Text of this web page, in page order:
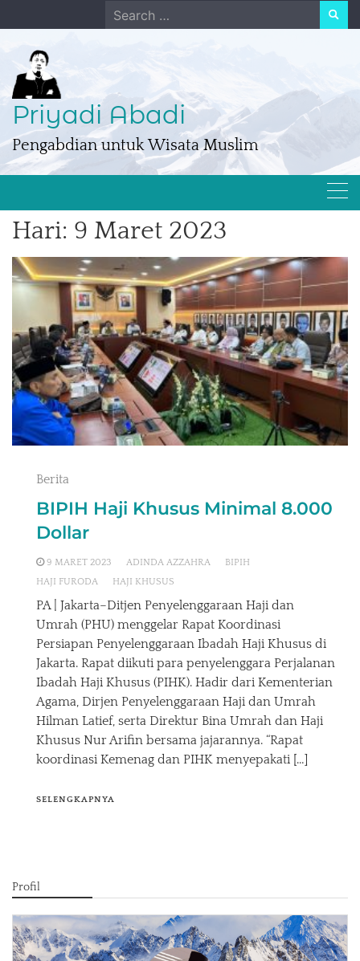
to
content
Search
for:
Priyadi Abadi
Pengabdian untuk Wisata Muslim
Hari: 9 Maret 2023
Berita
BIPIH Haji Khusus Minimal 8.000
Dollar
9 MARET 2023 ADINDA AZZAHRA
BIPIH
HAJI FURODA
HAJI KHUSUS
PA | Jakarta–Ditjen Penyelenggaraan Haji dan
Umrah (PHU) menggelar Rapat Koordinasi
Persiapan Penyelenggaraan Ibadah Haji Khusus di
Jakarta. Rapat diikuti para penyelenggara Perjalanan
Ibadah Haji Khusus (PIHK). Hadir dari Kementerian
Agama, Dirjen Penyelenggaraan Haji dan Umrah
Hilman Latief, serta Direktur Bina Umrah dan Haji
Khusus Nur Arifin bersama jajarannya. “Rapat
koordinasi Kemenag dan PIHK menyepakati […]
SELENGKAPNYA
Profil